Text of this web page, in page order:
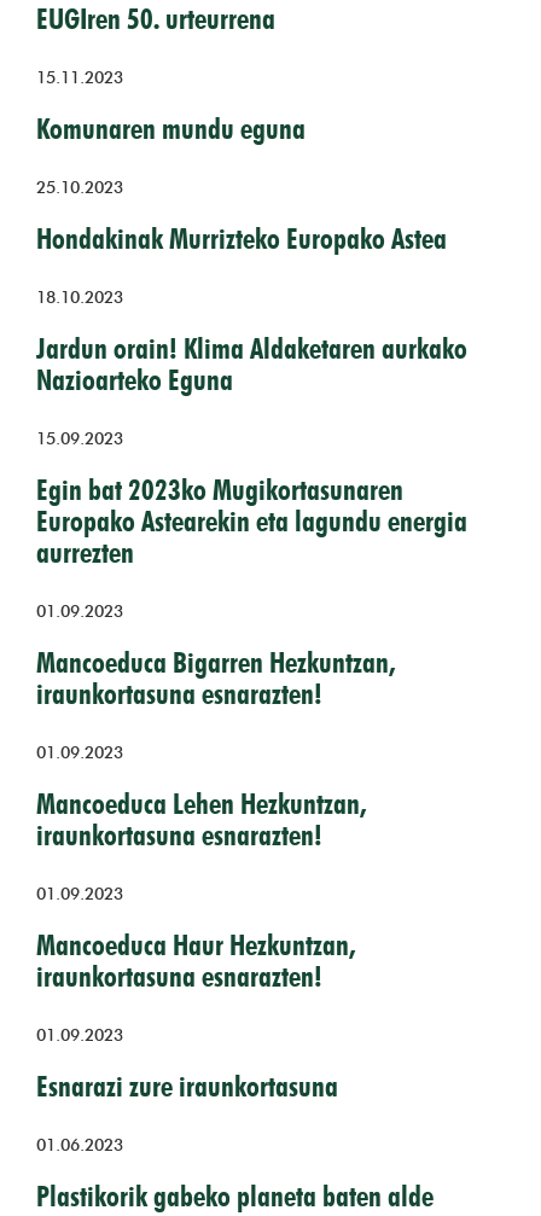
EUGIren 50. urteurrena
15.11.2023
Komunaren mundu eguna
25.10.2023
Hondakinak Murrizteko Europako Astea
18.10.2023
Jardun orain! Klima Aldaketaren aurkako
Nazioarteko Eguna
15.09.2023
Egin bat 2023ko Mugikortasunaren
Europako Astearekin eta lagundu energia
aurrezten
01.09.2023
Mancoeduca Bigarren Hezkuntzan,
iraunkortasuna esnarazten!
01.09.2023
Mancoeduca Lehen Hezkuntzan,
iraunkortasuna esnarazten!
01.09.2023
Mancoeduca Haur Hezkuntzan,
iraunkortasuna esnarazten!
01.09.2023
Esnarazi zure iraunkortasuna
01.06.2023
Plastikorik gabeko planeta baten alde